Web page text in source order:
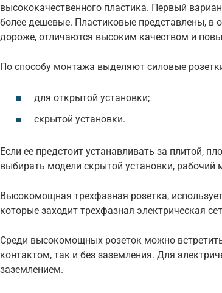
высококачественного пластика. Первый
более дешевые. Пластиковые представлены, в
дороже, отличаются высоким качеством и
По способу монтажа выделяют силовые
для открытой установки;
скрытой установки.
Если ее предстоит устанавливать за плитой,
выбирать модели скрытой установки, рабочий
Высокомощная трехфазная розетка,
которые заходит трехфазная электрическая
Среди высокомощных розеток можно
контактом, так и без заземления. Для
заземлением.